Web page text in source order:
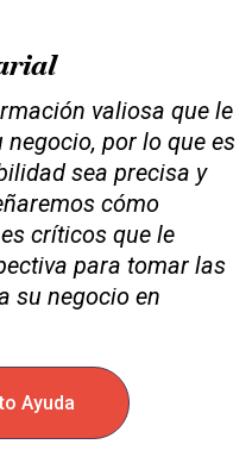
valiosa que le
por lo que es
sea precisa y
cómo
críticos que le
para tomar las
su negocio en
Ayuda